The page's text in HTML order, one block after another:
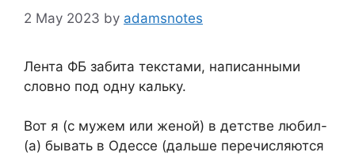
2 May 2023 by adamsnotes
Лента ФБ забита текстами, написанными
словно под одну кальку.
Вот я (с мужем или женой) в детстве любил-
(а) бывать в Одессе (дальше перечисляются